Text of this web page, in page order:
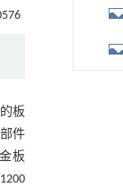
板
件
板